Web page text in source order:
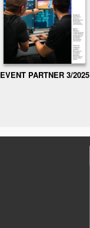
EVENT PARTNER 3/2025